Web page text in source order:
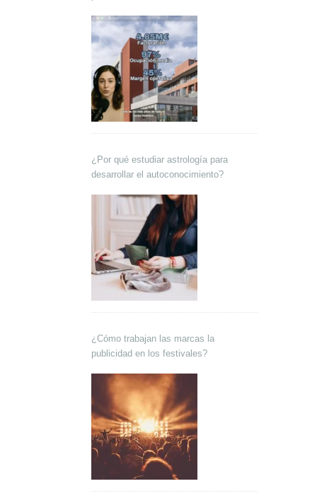
¿Por qué estudiar astrología para
desarrollar el autoconocimiento?
¿Cómo trabajan las marcas la
publicidad en los festivales?